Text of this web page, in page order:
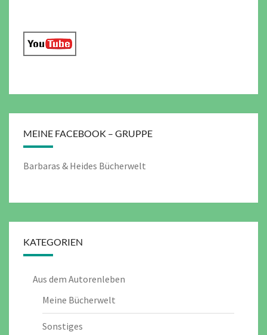
MEINE FACEBOOK – GRUPPE
Barbaras & Heides Bücherwelt
KATEGORIEN
Aus dem Autorenleben
Meine Bücherwelt
Sonstiges